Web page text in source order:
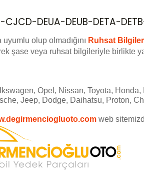
DEUA-DEUB-DETA-
olup olmadığını Ruhsat
şase veya ruhsat bilgileriyle birlikte
Opel, Nissan, Toyota,
Jeep, Dodge, Daihatsu, Proton,
web